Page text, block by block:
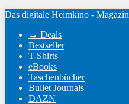
Skip
main
content
Das digitale Heimkino - Magazin
→ Deals
Bestseller
T-Shirts
eBooks
Taschenbücher
Bullet Journals
DAZN